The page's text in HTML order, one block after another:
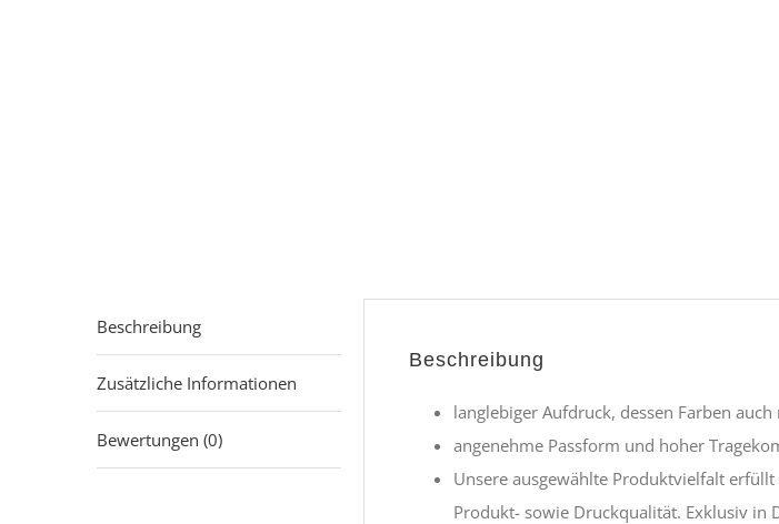
Beschreibung
Zusätzliche Informationen
Bewertungen (0)
Beschreibung
langlebiger Aufdruck, dessen Farben
angenehme Passform und hoher
Unsere ausgewählte Produktvielfalt
Produkt- sowie Druckqualität. Exklusiv in